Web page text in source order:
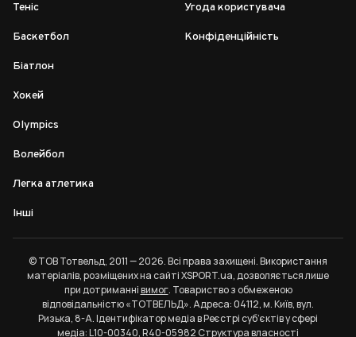
Теніс
Баскетбол
Біатлон
Хокей
Olympics
Волейбол
Легка атлетика
Інші
Угода користувача
Конфіденційність
© ТОВ Тотвельд, 2011 — 2026. Всі права захищені. Використання
матеріалів, розміщених на сайті XSPORT.ua, дозволяється лише
при дотриманнівимог. Товариство з обмеженою
відповідальністю «ТОТВЕЛЬД». Адреса: 04112, м. Київ, вул.
Ризька, 8-А. Ідентифікатор медіа в Реєстрі суб’єктів у сфері
медіа: L10-00340, R40-05982Структура власності